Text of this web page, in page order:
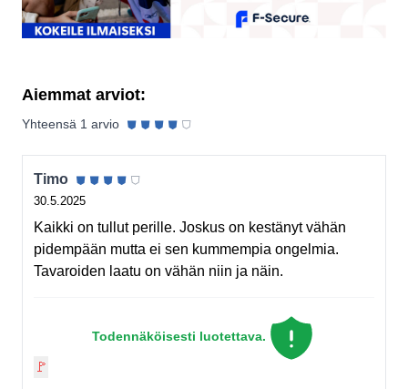
Aiemmat arviot:
Yhteensä 1 arvio ⛊ ⛊ ⛊ ⛊ ⛉
Timo ⛊ ⛊ ⛊ ⛊ ⛉
30.5.2025
Kaikki on tullut perille. Joskus on kestänyt vähän
pidempään mutta ei sen kummempia ongelmia.
Tavaroiden laatu on vähän niin ja näin.
Todennäköisesti luotettava.
🚩